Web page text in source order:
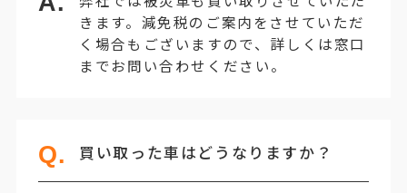
きます。減免税のご案内をさせていただ
く場合もございますので、詳しくは窓口
までお問い合わせください。
Q. 買い取った車はどうなりますか？